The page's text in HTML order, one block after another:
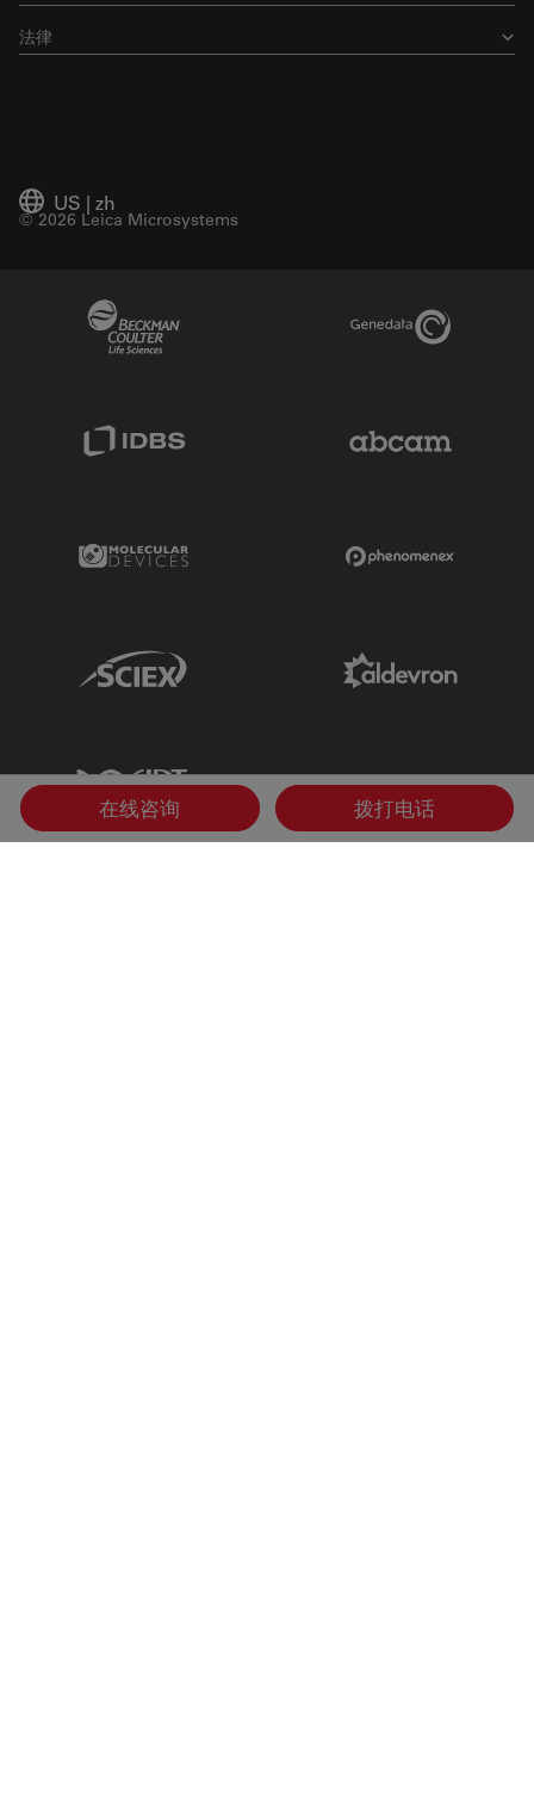
法律
US | zh
© 2026 Leica Microsystems
Genedata Link
Molecular Devices Link
Sciex Link
IDT Link
在线咨询 拨打电话